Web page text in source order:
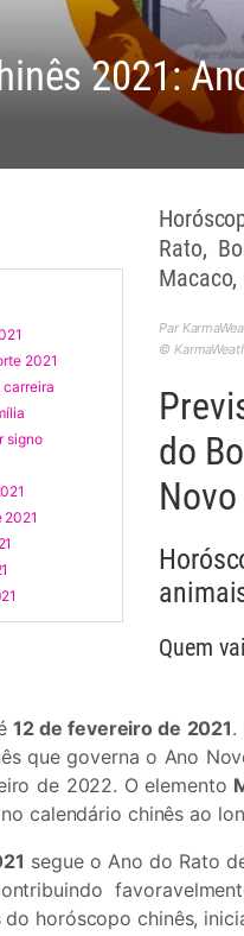
2021:
2021
carreira
signo
2021
Rato,
Macaco,
Par
©
do
Quem
12 de fevereiro de 2021.
que governa o Ano
de 2022. O elemento
calendário chinês ao
segue o Ano do Rato
horóscopo chinês,